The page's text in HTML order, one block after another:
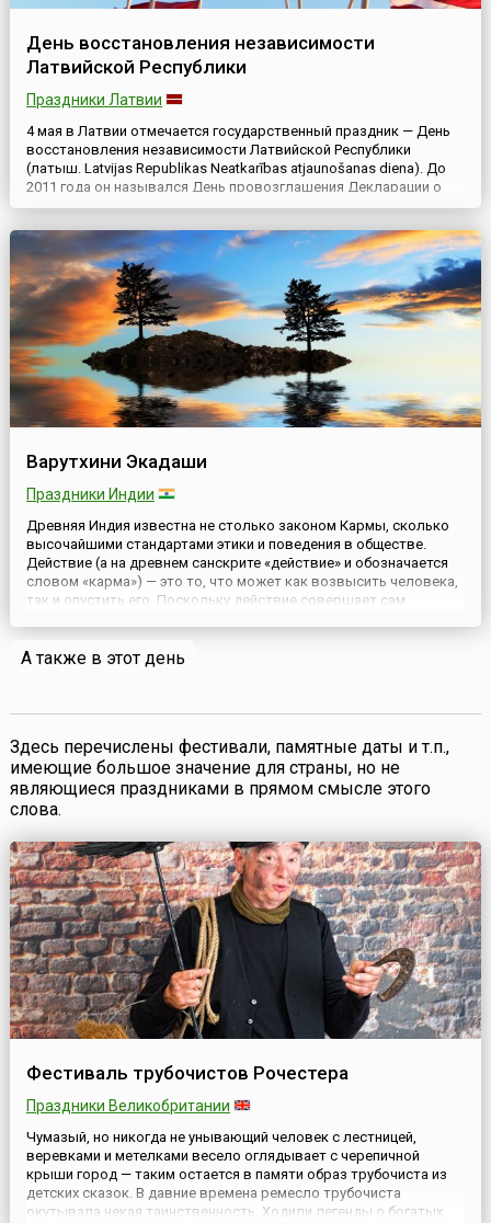
День восстановления независимости
Латвийской Республики
Праздники Латвии
4 мая в Латвии отмечается государственный праздник — День
восстановления независимости Латвийской Республики
(латыш. Latvijas Republikas Neatkarības atjaunošanas diena). До
2011 года он назывался День провозглашения Декларации о
независимости Латвийской Республики (латыш. Latvijas
был переименован в «День восстановления независимос...
Варутхини Экадаши
Праздники Индии
Древняя Индия известна не столько законом Кармы, сколько
высочайшими стандартами этики и поведения в обществе.
Действие (а на древнем санскрите «действие» и обозначается
словом «карма») — это то, что может как возвысить человека,
так и опустить его. Поскольку действие совершает сам
образом, закон Кармы — это не фатализм, а научный по...
А также в этот день
Здесь перечислены фестивали, памятные даты и т.п.,
имеющие большое значение для страны, но не
являющиеся праздниками в прямом смысле этого
слова.
Фестиваль трубочистов Рочестера
Праздники Великобритании
Чумазый, но никогда не унывающий человек с лестницей,
веревками и метелками весело оглядывает с черепичной
крыши город — таким остается в памяти образ трубочиста из
детских сказок. В давние времена ремесло трубочиста
окутывала некая таинственность. Ходили легенды о богатых